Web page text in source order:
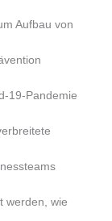
Aufbau von
19-Pandemie
werden, wie